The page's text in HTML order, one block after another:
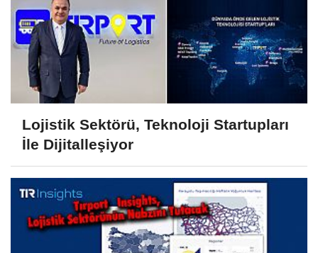
Lojistik Sektörü, Teknoloji Startupları
İle Dijitalleşiyor